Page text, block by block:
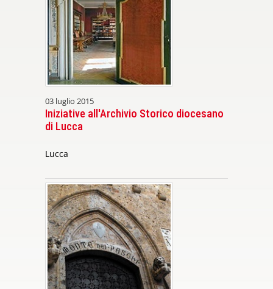
03 luglio 2015
Iniziative all'Archivio Storico diocesano
di Lucca
Lucca